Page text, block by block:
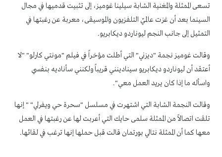
تسعى الممثلة والمغنية الشابة سيلينا غوميز، إلى تثبيت قدميها في مجال
السينما بعد أن غزت عالميّ التلفزيون والموسيقى، معربة عن رغبتها في
التمثيل إلى جانب النجم ليوناردو ديكابريو.
وقالت غوميز نجمة "ديزني" التي أطلت مؤخراً في فيلم "مونتي كارلو" "لا
أعتقد أن ليوناردو ديكابريو سينادينني قريباً ولكنني سأناديه بنفسي
واسأله ما إذا كان يريد العمل معي".
وقالت النجمة الشابة التي اشتهرت في مسلسل "سحرة حي ويفرلي" " إنها
تلقت اتصالاً من الممثلة سلمى حايك التي أعربت لها عن رغبتها في العمل
معها كما أن الممثلة نتالي بورتمان قالت قبل حملها إنها ترغب في لقائها.